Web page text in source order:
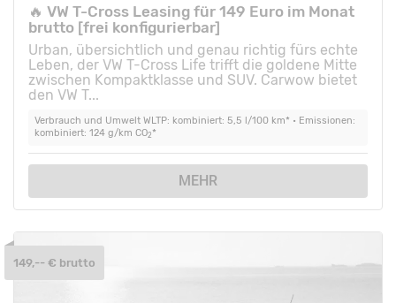
🔥 VW T-Cross Leasing für 149 Euro im Monat
brutto [frei konfigurierbar]
Urban, übersichtlich und genau richtig fürs echte
Leben, der VW T-Cross Life trifft die goldene Mitte
zwischen Kompaktklasse und SUV. Carwow bietet
den VW T...
Verbrauch und Umwelt WLTP: kombiniert: 5,5 l/100 km* • Emissionen:
kombiniert: 124 g/km CO2*
MEHR
149,-- € brutto